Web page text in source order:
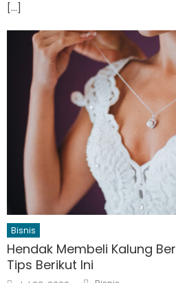
[…]
Bisnis
Hendak Membeli Kalung
Tips Berikut Ini